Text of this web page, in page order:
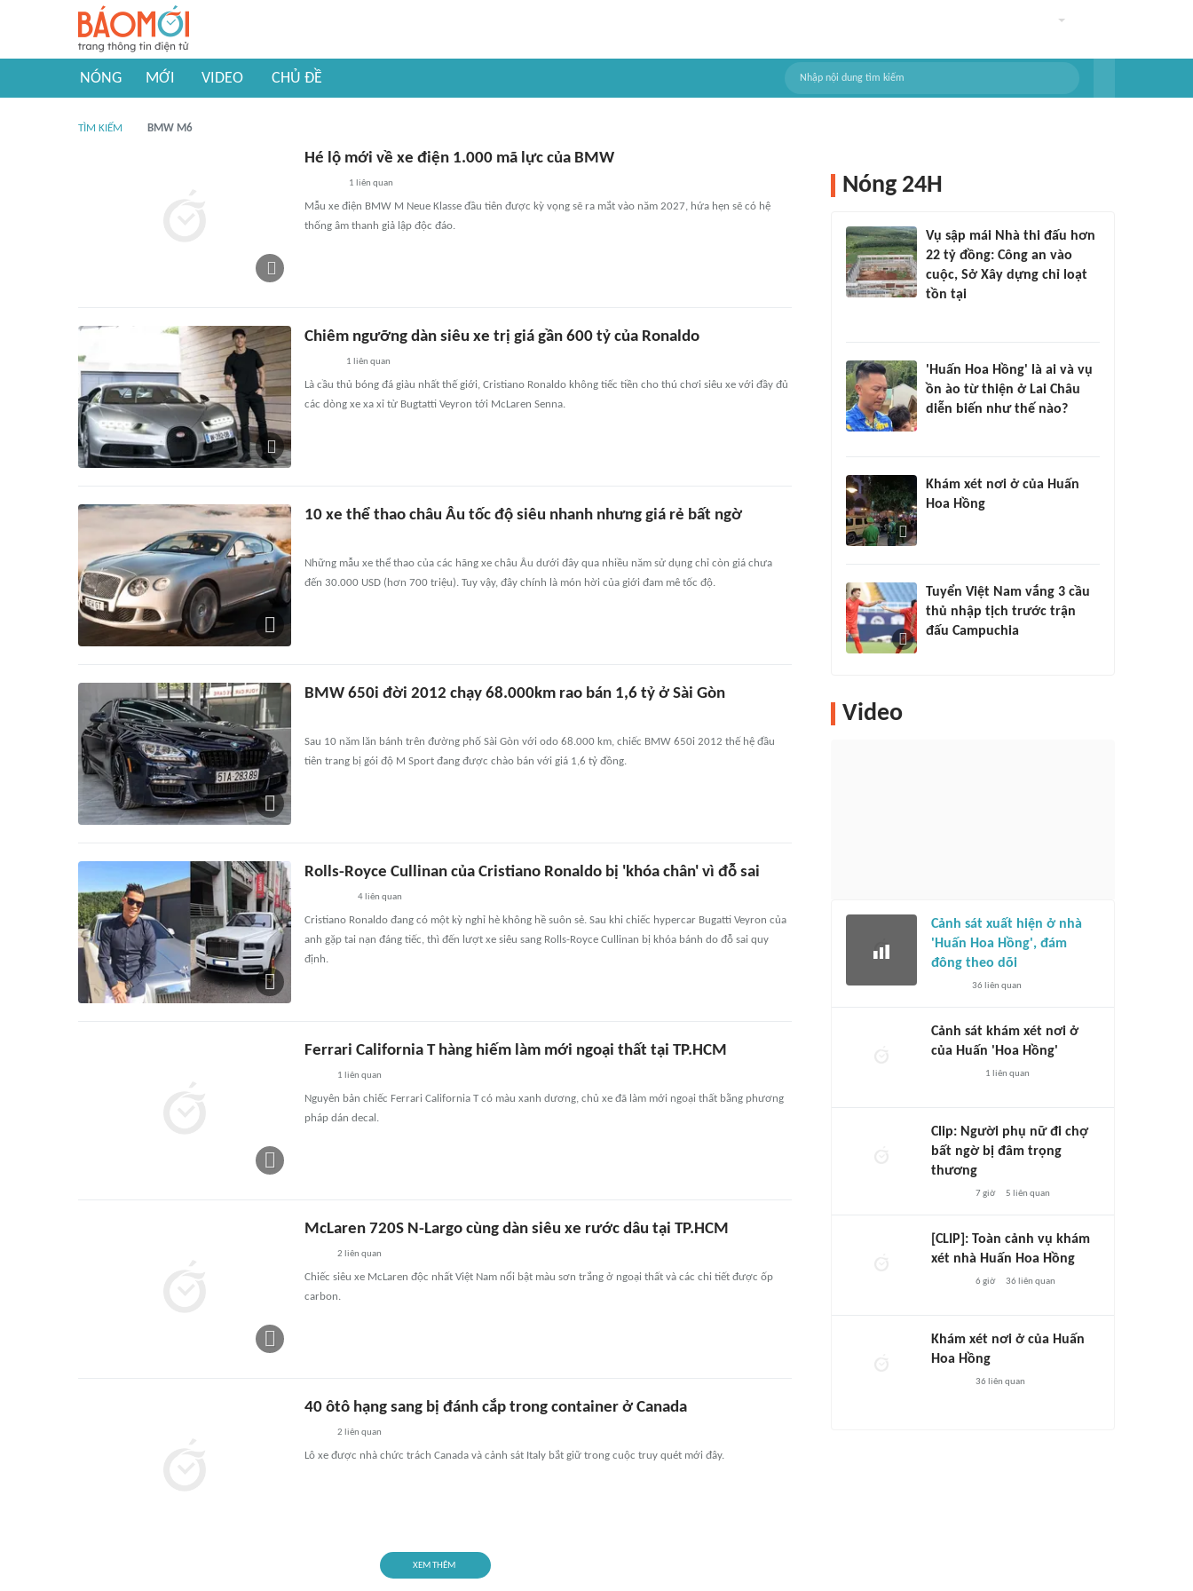
NÓNG MỚI VIDEO CHỦ ĐỀ
TÌM KIẾM BMW M6
Hé lộ mới về xe điện 1.000 mã lực của BMW
1 liên quan
Mẫu xe điện BMW M Neue Klasse đầu tiên được kỳ vọng sẽ ra mắt vào năm 2027, hứa hẹn sẽ có hệ
thống âm thanh giả lập độc đáo.
Chiêm ngưỡng dàn siêu xe trị giá gần 600 tỷ của Ronaldo
1 liên quan
Là cầu thủ bóng đá giàu nhất thế giới, Cristiano Ronaldo không tiếc tiền cho thú chơi siêu xe với đầy đủ
các dòng xe xa xỉ từ Bugtatti Veyron tới McLaren Senna.
10 xe thể thao châu Âu tốc độ siêu nhanh nhưng giá rẻ bất ngờ
Những mẫu xe thể thao của các hãng xe châu Âu dưới đây qua nhiều năm sử dụng chỉ còn giá chưa
đến 30.000 USD (hơn 700 triệu). Tuy vậy, đây chính là món hời của giới đam mê tốc độ.
BMW 650i đời 2012 chạy 68.000km rao bán 1,6 tỷ ở Sài Gòn
Sau 10 năm lăn bánh trên đường phố Sài Gòn với odo 68.000 km, chiếc BMW 650i 2012 thế hệ đầu
tiên trang bị gói độ M Sport đang được chào bán với giá 1,6 tỷ đồng.
Rolls-Royce Cullinan của Cristiano Ronaldo bị 'khóa chân' vì đỗ sai
4 liên quan
Cristiano Ronaldo đang có một kỳ nghỉ hè không hề suôn sẻ. Sau khi chiếc hypercar Bugatti Veyron của
anh gặp tai nạn đáng tiếc, thì đến lượt xe siêu sang Rolls-Royce Cullinan bị khóa bánh do đỗ sai quy
định.
Ferrari California T hàng hiếm làm mới ngoại thất tại TP.HCM
1 liên quan
Nguyên bản chiếc Ferrari California T có màu xanh dương, chủ xe đã làm mới ngoại thất bằng phương
pháp dán decal.
McLaren 720S N-Largo cùng dàn siêu xe rước dâu tại TP.HCM
2 liên quan
Chiếc siêu xe McLaren độc nhất Việt Nam nổi bật màu sơn trắng ở ngoại thất và các chi tiết được ốp
carbon.
40 ôtô hạng sang bị đánh cắp trong container ở Canada
2 liên quan
Lô xe được nhà chức trách Canada và cảnh sát Italy bắt giữ trong cuộc truy quét mới đây.
XEM THÊM
Nóng 24H
Vụ sập mái Nhà thi đấu hơn
22 tỷ đồng: Công an vào
cuộc, Sở Xây dựng chỉ loạt
tồn tại
'Huấn Hoa Hồng' là ai và vụ
ồn ào từ thiện ở Lai Châu
diễn biến như thế nào?
Khám xét nơi ở của Huấn
Hoa Hồng
Tuyển Việt Nam vắng 3 cầu
thủ nhập tịch trước trận
đấu Campuchia
Video
Cảnh sát xuất hiện ở nhà
'Huấn Hoa Hồng', đám
đông theo dõi
36 liên quan
Cảnh sát khám xét nơi ở
của Huấn 'Hoa Hồng'
1 liên quan
Clip: Người phụ nữ đi chợ
bất ngờ bị đâm trọng
thương
7 giờ 5 liên quan
[CLIP]: Toàn cảnh vụ khám
xét nhà Huấn Hoa Hồng
6 giờ 36 liên quan
Khám xét nơi ở của Huấn
Hoa Hồng
36 liên quan